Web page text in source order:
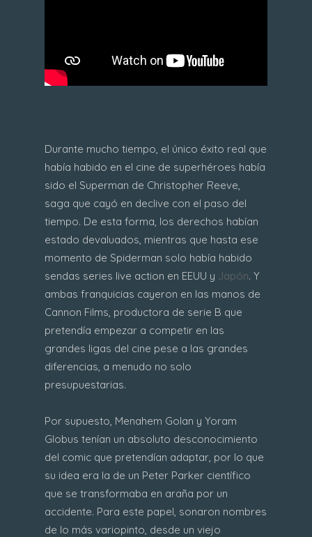
Durante mucho tiempo, el único éxito real que
había habido en el cine de superhéroes había
sido el Superman de Christopher Reeve,
saga que cayó en declive con el paso del
tiempo. De esta forma, los derechos habían
estado devaluados, mientras que hasta ese
momento de Spiderman solo había habido
sendas series live action en EEUU y Japón. Y
ambas franquicias cayeron en las manos de
Cannon Films, productora de serie B que
pretendía empezar a competir en las
grandes ligas del cine pese a las grandes
diferencias, a menudo no solo
presupuestarias.
Por supuesto, Menahem Golan y Yoram
Globus tenían un absoluto desconocimiento
del comic que pretendían adaptar, por lo que
su idea era la de un Peter Parker científico
que se transformaba en araña por un
accidente. Para este papel, sonaron nombres
de lo más variopinto, desde un viejo